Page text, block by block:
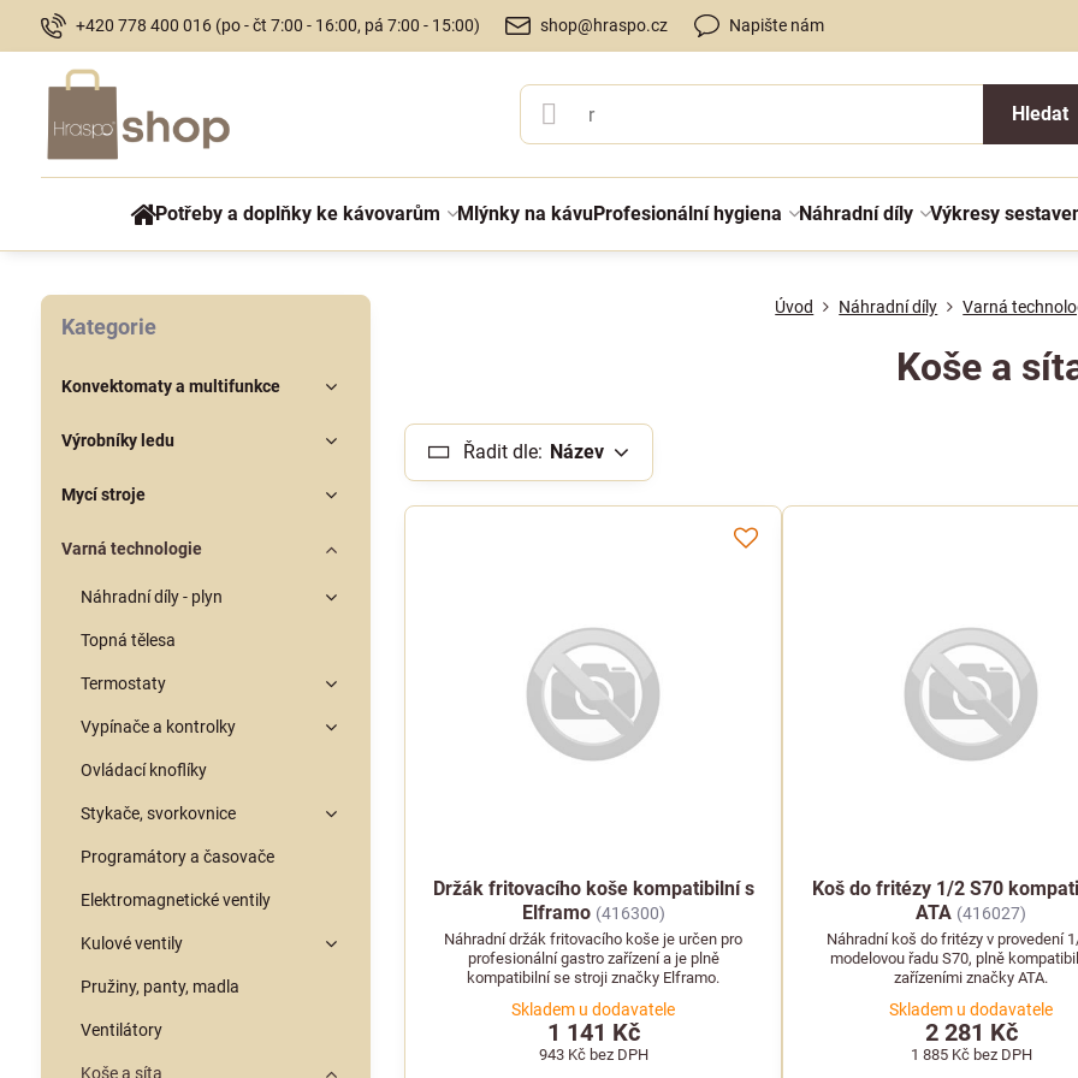
+420 778 400 016 (po - čt 7:00 - 16:00, pá 7:00 - 15:00) shop@hraspo.cz Napište nám
Hledat
Potřeby a doplňky ke kávovarům Mlýnky na kávuProfesionální hygiena Náhradní díly Výkresy
Úvod Náhradní díly Varná
Koše a
Řadit dle: Název
Držák fritovacího koše kompatibilní s
Elframo (416300)
Náhradní držák fritovacího koše je určen pro
profesionální gastro zařízení a je plně
kompatibilní se stroji značky Elframo.
Skladem u dodavatele
1 141 Kč
943 Kč bez DPH
Koš do fritézy 1/2 S70
ATA (416027)
Náhradní koš do fritézy v provedení
modelovou řadu S70, plně
zařízeními značky ATA.
Skladem u dodavatele
2 281 Kč
1 885 Kč bez DPH
Kategorie
Konvektomaty a multifunkce
Výrobníky ledu
Mycí stroje
Varná technologie
Náhradní díly - plyn
Topná tělesa
Termostaty
Vypínače a kontrolky
Ovládací knoflíky
Stykače, svorkovnice
Programátory a časovače
Elektromagnetické ventily
Kulové ventily
Pružiny, panty, madla
Ventilátory
Koše a síta